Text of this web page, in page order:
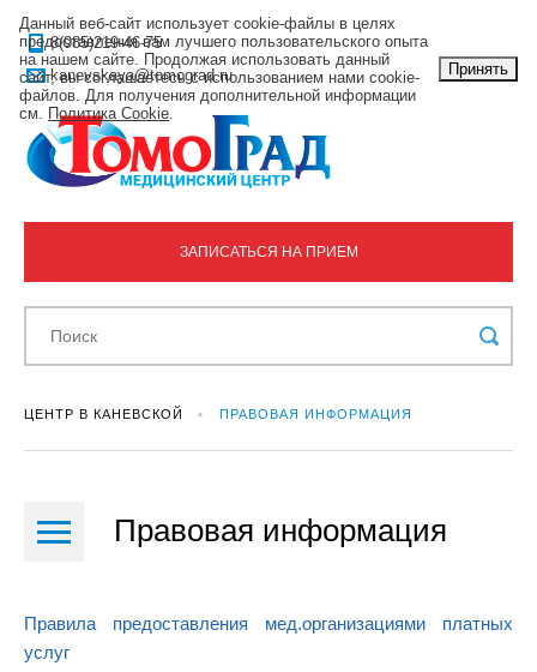
8(985)219-46-75
kanevskaya@tomograd.ru
ЗАПИСАТЬСЯ НА ПРИЕМ
ЦЕНТР В КАНЕВСКОЙ ПРАВОВАЯ ИНФОРМАЦИЯ
Правовая информация
Правила предоставления мед.организациями платных
услуг
Данный веб-сайт использует cookie-файлы в целях
предоставления вам лучшего пользовательского опыта
на нашем сайте. Продолжая использовать данный
сайт, вы соглашаетесь с использованием нами cookie-
файлов. Для получения дополнительной информации
см. Политика Cookie.
Принять